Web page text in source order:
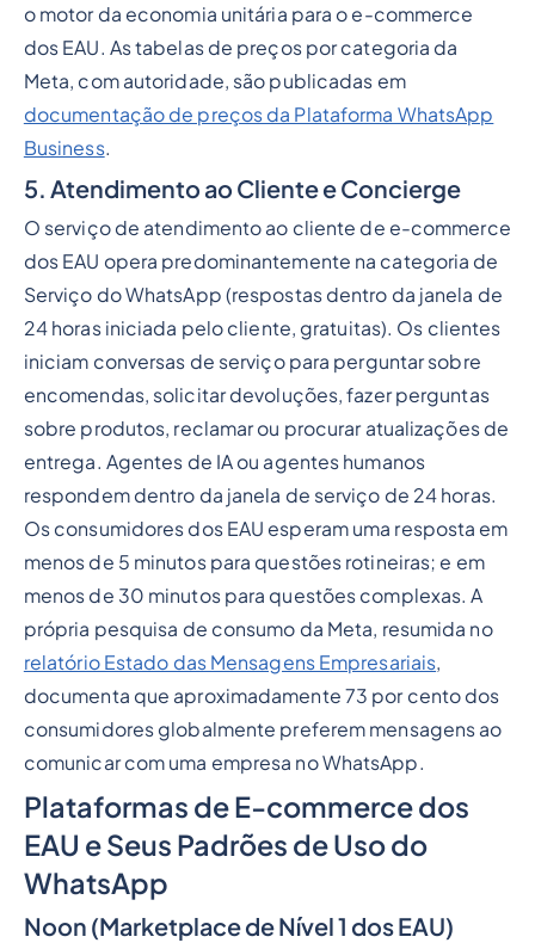
o motor da economia unitária para o e-commerce
dos EAU. As tabelas de preços por categoria da
Meta, com autoridade, são publicadas em
documentação de preços da Plataforma WhatsApp
Business.
5. Atendimento ao Cliente e Concierge
O serviço de atendimento ao cliente de e-commerce
dos EAU opera predominantemente na categoria de
Serviço do WhatsApp (respostas dentro da janela de
24 horas iniciada pelo cliente, gratuitas). Os clientes
iniciam conversas de serviço para perguntar sobre
encomendas, solicitar devoluções, fazer perguntas
sobre produtos, reclamar ou procurar atualizações de
entrega. Agentes de IA ou agentes humanos
respondem dentro da janela de serviço de 24 horas.
Os consumidores dos EAU esperam uma resposta em
menos de 5 minutos para questões rotineiras; e em
menos de 30 minutos para questões complexas. A
própria pesquisa de consumo da Meta, resumida no
relatório Estado das Mensagens Empresariais,
documenta que aproximadamente 73 por cento dos
consumidores globalmente preferem mensagens ao
comunicar com uma empresa no WhatsApp.
Plataformas de E-commerce dos
EAU e Seus Padrões de Uso do
WhatsApp
Noon (Marketplace de Nível 1 dos EAU)